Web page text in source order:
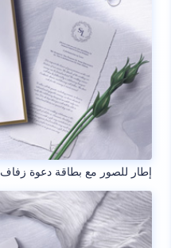
إطار للصور مع بطاقة دعوة زفاف